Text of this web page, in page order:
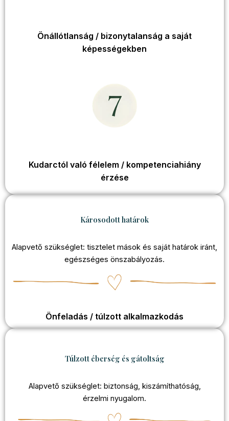
Önállótlanság / bizonytalanság a saját
képességekben
Kudarctól való félelem / kompetenciahiány
érzése
Károsodott határok
Alapvető szükséglet: tisztelet mások és saját határok iránt,
egészséges önszabályozás.
Önfeladás / túlzott alkalmazkodás
Túlzott éberség és gátoltság
Alapvető szükséglet: biztonság, kiszámíthatóság,
érzelmi nyugalom.